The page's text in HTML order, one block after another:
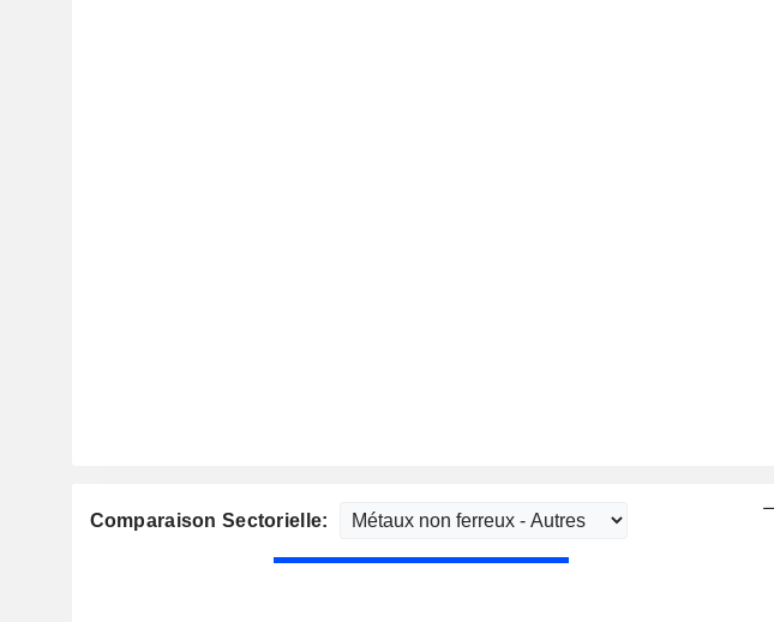
Comparaison Sectorielle: